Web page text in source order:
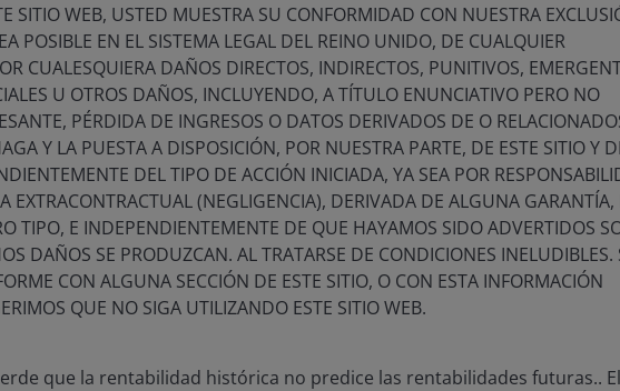
estrategia de marketing en evolución refleja nuestro compromiso
y la excelencia al conectar con nuestra audiencia globalmente.
Más
IMEA STAR 2025
septiembre 2025
complace anunciar que Janus Henderson ha sido galardonado con tres
los premios STAR de la Investment Management Education Alliance
SITIO WEB, USTED MUESTRA SU CONFORMIDAD CON NUESTRA
POSIBLE EN EL SISTEMA LEGAL DEL REINO UNIDO, DE CUALQUIER
CUALESQUIERA DAÑOS DIRECTOS, INDIRECTOS, PUNITIVOS,
U OTROS DAÑOS, INCLUYENDO, A TÍTULO ENUNCIATIVO PERO NO
PÉRDIDA DE INGRESOS O DATOS DERIVADOS DE O
Y LA PUESTA A DISPOSICIÓN, POR NUESTRA PARTE, DE ESTE SITIO Y
DEL TIPO DE ACCIÓN INICIADA, YA SEA POR
EXTRACONTRACTUAL (NEGLIGENCIA), DERIVADA DE ALGUNA GARANTÍA,
TIPO, E INDEPENDIENTEMENTE DE QUE HAYAMOS SIDO ADVERTIDOS
DAÑOS SE PRODUZCAN. AL TRATARSE DE CONDICIONES INELUDIBLES.
CON ALGUNA SECCIÓN DE ESTE SITIO, O CON ESTA INFORMACIÓN
QUE NO SIGA UTILIZANDO ESTE SITIO WEB.
que la rentabilidad histórica no predice las rentabilidades futuras..